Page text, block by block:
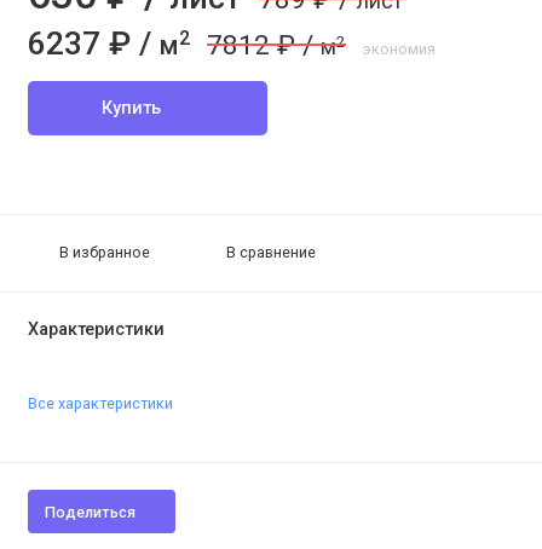
6237 ₽ / м2 7812 ₽ /м2 экономия
Купить
В избранное В сравнение
Характеристики
Все характеристики
Поделиться